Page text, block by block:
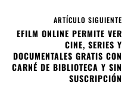
ARTÍCULO SIGUIENTE
EFILM ONLINE PERMITE VER
CINE, SERIES Y
DOCUMENTALES GRATIS CON
CARNÉ DE BIBLIOTECA Y SIN
SUSCRIPCIÓN